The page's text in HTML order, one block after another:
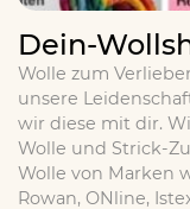
Dein-
Wolle zum
unsere
wir diese mit dir.
Wolle und Strick-
Wolle von Marken
Rowan, ONline,